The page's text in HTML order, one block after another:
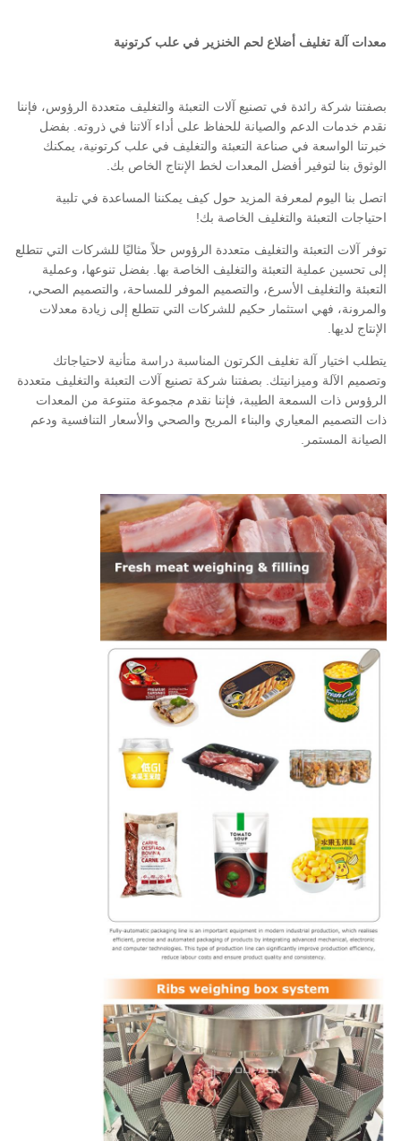
معدات آلة تغليف أضلاع لحم الخنزير في علب كرتونية
بصفتنا شركة رائدة في تصنيع آلات التعبئة والتغليف متعددة الرؤوس، فإننا
نقدم خدمات الدعم والصيانة للحفاظ على أداء آلاتنا في ذروته. بفضل
خبرتنا الواسعة في صناعة التعبئة والتغليف في علب كرتونية، يمكنك
الوثوق بنا لتوفير أفضل المعدات لخط الإنتاج الخاص بك.
اتصل بنا اليوم لمعرفة المزيد حول كيف يمكننا المساعدة في تلبية
احتياجات التعبئة والتغليف الخاصة بك!
توفر آلات التعبئة والتغليف متعددة الرؤوس حلاً مثاليًا للشركات التي تتطلع
إلى تحسين عملية التعبئة والتغليف الخاصة بها. بفضل تنوعها، وعملية
التعبئة والتغليف الأسرع، والتصميم الموفر للمساحة، والتصميم الصحي،
والمرونة، فهي استثمار حكيم للشركات التي تتطلع إلى زيادة معدلات
الإنتاج لديها.
يتطلب اختيار آلة تغليف الكرتون المناسبة دراسة متأنية لاحتياجاتك
وتصميم الآلة وميزانيتك. بصفتنا شركة تصنيع آلات التعبئة والتغليف متعددة
الرؤوس ذات السمعة الطيبة، فإننا نقدم مجموعة متنوعة من المعدات
ذات التصميم المعياري والبناء المريح والصحي والأسعار التنافسية ودعم
الصيانة المستمر.